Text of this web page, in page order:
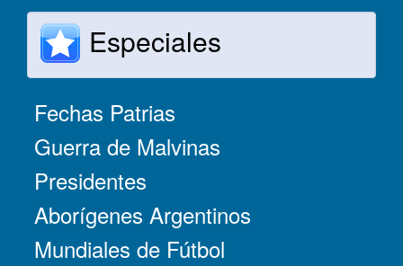
Especiales
Fechas Patrias
Guerra de Malvinas
Presidentes
Aborígenes Argentinos
Mundiales de Fútbol